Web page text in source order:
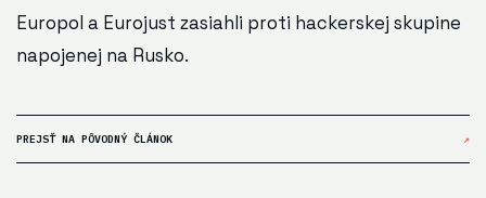
Europol a Eurojust zasiahli proti hackerskej skupine
napojenej na Rusko.
PREJSŤ NA PÔVODNÝ ČLÁNOK ↗